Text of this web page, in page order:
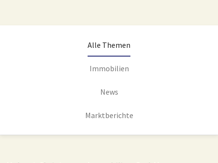
Alle Themen
Immobilien
News
Marktberichte